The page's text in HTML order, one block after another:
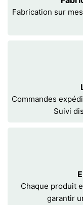
Fabrication sur
Commandes
Suivi
Chaque produit
garantir